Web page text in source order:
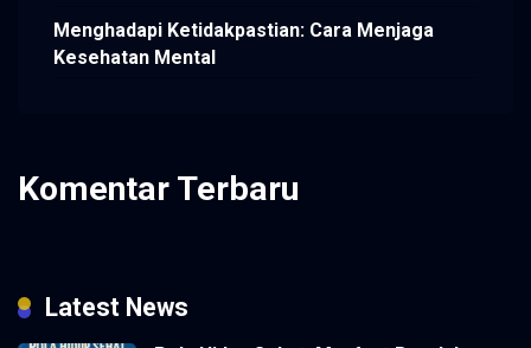
Menghadapi Ketidakpastian: Cara Menjaga
Kesehatan Mental
Komentar Terbaru
Latest News